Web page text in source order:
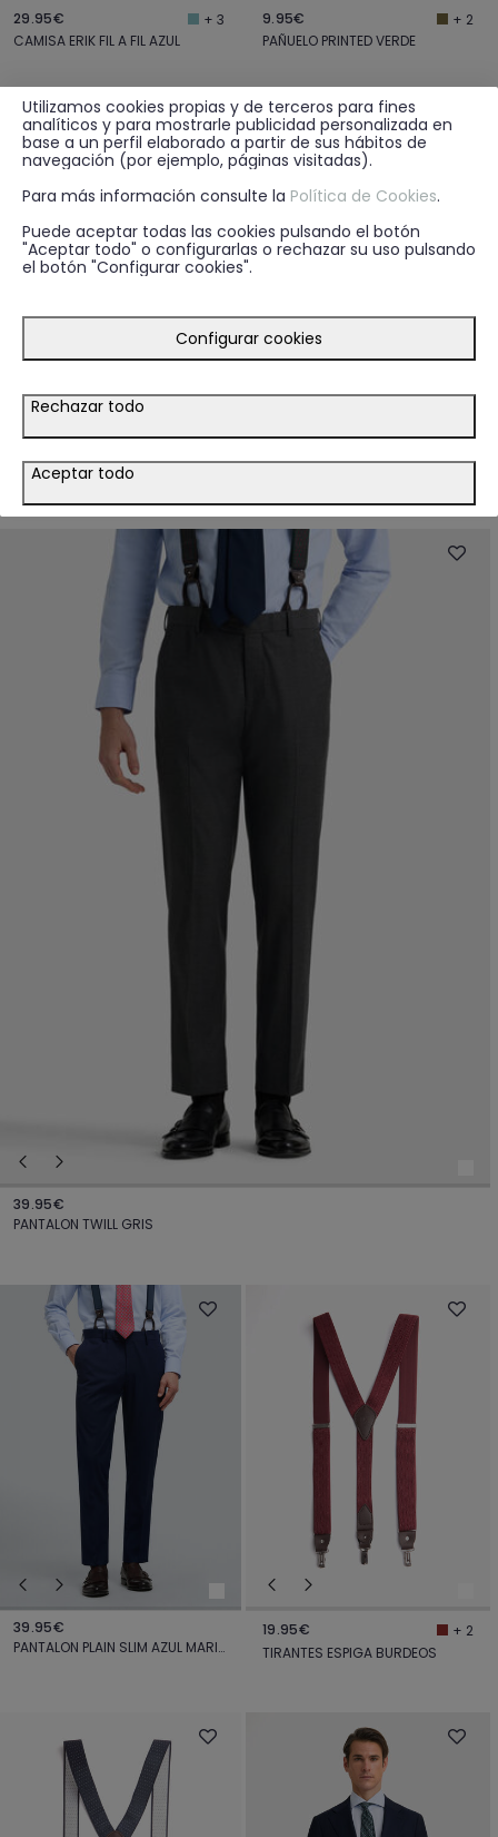
29.95€
+ 3
CAMISA ERIK FIL A FIL AZUL
9.95€
+ 2
PAÑUELO PRINTED VERDE
9.95€
PAÑUELO PRINTED VERDE
AMERICANA CAPO MICRO AZUL MARINO
39.95€
PANTALON TWILL GRIS
39.95€
PANTALON PLAIN SLIM AZUL MARINO
19.95€
+ 2
TIRANTES ESPIGA BURDEOS
Utilizamos cookies propias y de terceros para fines
analíticos y para mostrarle publicidad personalizada en
base a un perfil elaborado a partir de sus hábitos de
navegación (por ejemplo, páginas visitadas).
Para más información consulte la Política de Cookies.
Puede aceptar todas las cookies pulsando el botón
"Aceptar todo" o configurarlas o rechazar su uso pulsando
el botón "Configurar cookies".
Configurar cookies
Rechazar todo
Aceptar todo